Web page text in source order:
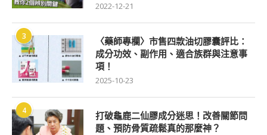
2022-12-21
3
〈藥師專欄〉市售四款油切膠囊評比：
成分功效、副作用、適合族群與注意事
項！
2025-10-23
4
打破龜鹿二仙膠成分迷思！改善關節問
題、預防骨質疏鬆真的那麼神？